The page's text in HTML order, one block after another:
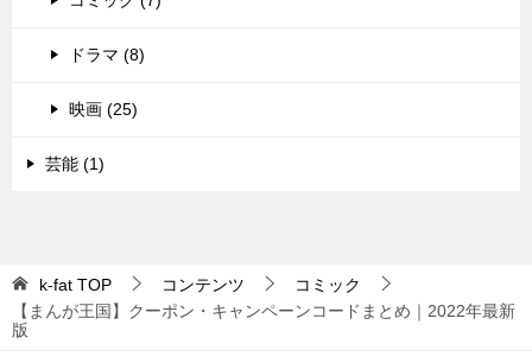
ドラマ (8)
映画 (25)
芸能 (1)
k-fat TOP コンテンツ
コミック
【まんが王国】クーポン・キャンペーンコードまとめ｜2022年最新
版